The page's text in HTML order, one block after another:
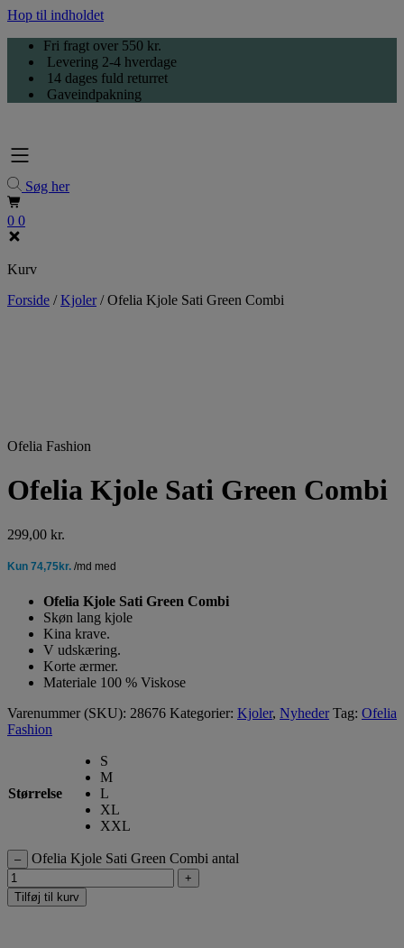
Hop til indholdet
Fri fragt over 550 kr.
Levering 2-4 hverdage
14 dages fuld returret
Gaveindpakning
Søg her
0 0
Kurv
Forside /Kjoler /Ofelia Kjole Sati Green Combi
Ofelia Fashion
Ofelia Kjole Sati Green Combi
299,00 kr.
Ofelia Kjole Sati Green Combi
Skøn lang kjole
Kina krave.
V udskæring.
Korte ærmer.
Materiale 100 % Viskose
Varenummer (SKU): 28676 Kategorier: Kjoler, Nyheder Tag: Ofelia
Fashion
Størrelse
S
M
L
XL
XXL
– Ofelia Kjole Sati Green Combi antal
+
Tilføj til kurv